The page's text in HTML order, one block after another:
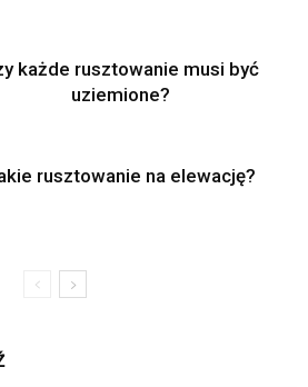
każde rusztowanie musi być
uziemione?
rusztowanie na elewację?